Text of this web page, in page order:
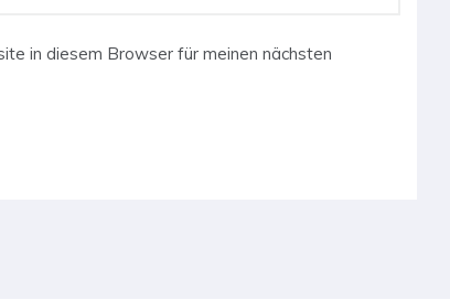
in diesem Browser für meinen nächsten